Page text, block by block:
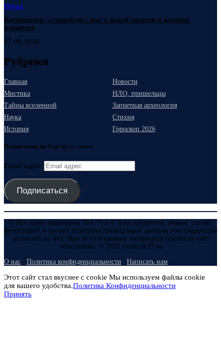
Наука
Космические «строители»: шаг к новой энергии и далеким
планетам
07.08.2026
Рубрики
Главная
Новости
Мистика
НЛО, пришельцы
Тайны вселенной
Запретная археология
Наука
Стихия
История
Гороскоп 2026
Подписаться на блог по эл. почте
Email адрес
Подписаться
© Все права защищены. Все ™ и © всех продуктов, знаков, статей,
фотографий и прочих атрибутов принадлежат авторам или владельцам
лицензий на них. При использовании материалов ссылка на сайт
обязательна. © 2025 evmenov37.ru
О нас Политика конфиденциальности Написать нам
Этот сайт стал вкуснее с cookie Мы используем файлы cookie
для вашего удобства.Политика Конфиденциальности
Принять